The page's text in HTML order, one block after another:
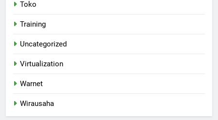
Toko
Training
Uncategorized
Virtualization
Warnet
Wirausaha